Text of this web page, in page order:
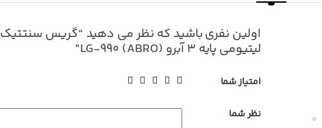
0
اولین نفری باشید که نظر می دهید “گریس سنتتیک
لیتیومی پایه ۳ آبرو (LG-990 (ABRO”
امتیاز شما
نظر شما